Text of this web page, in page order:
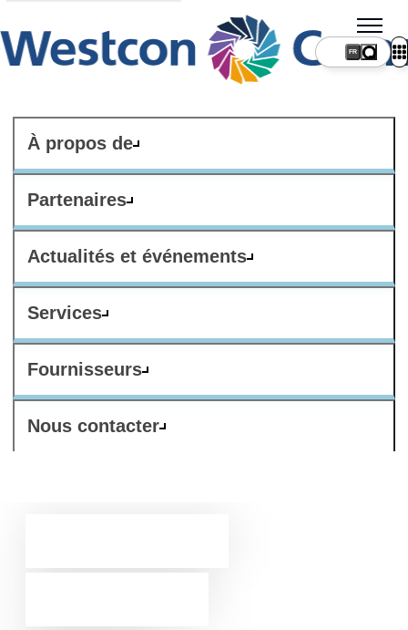
À propos de
Partenaires
Actualités et événements
Services
Fournisseurs
Nous contacter
FR